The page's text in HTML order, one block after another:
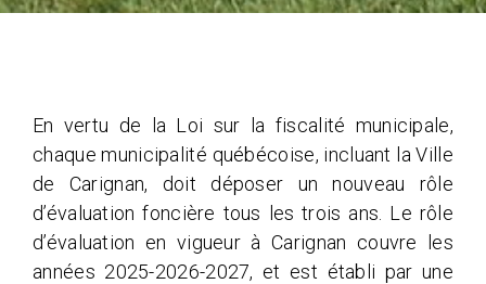
En vertu de la Loi sur la fiscalité municipale,
chaque municipalité québécoise, incluant la Ville
de Carignan, doit déposer un nouveau rôle
d’évaluation foncière tous les trois ans. Le rôle
d’évaluation en vigueur à Carignan couvre les
années 2025-2026-2027, et est établi par une